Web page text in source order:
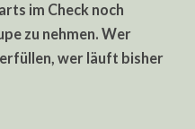
SAISONSTART
FÜR
DRESDEN,
AUE
&
im Check noch
zu nehmen. Wer
wer läuft bisher